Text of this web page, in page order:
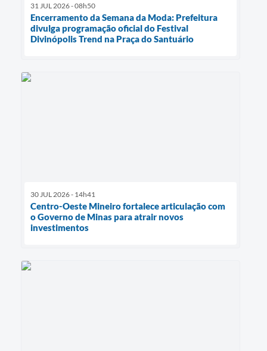
31 JUL 2026 - 08h50
Encerramento da Semana da Moda: Prefeitura
divulga programação oficial do Festival
Divinópolis Trend na Praça do Santuário
30 JUL 2026 - 14h41
Centro-Oeste Mineiro fortalece articulação com
o Governo de Minas para atrair novos
investimentos